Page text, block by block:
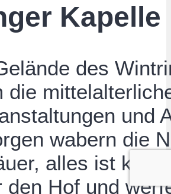
Kapelle
des
die
und
wabern die
alles ist
den Hof und